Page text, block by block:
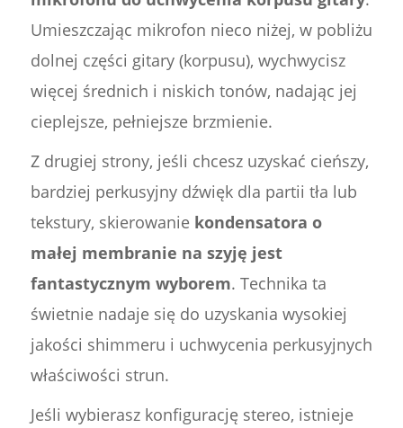
Umieszczając mikrofon nieco niżej, w pobliżu
dolnej części gitary (korpusu), wychwycisz
więcej średnich i niskich tonów, nadając jej
cieplejsze, pełniejsze brzmienie.
Z drugiej strony, jeśli chcesz uzyskać cieńszy,
bardziej perkusyjny dźwięk dla partii tła lub
tekstury, skierowanie kondensatora o
małej membranie na szyję jest
fantastycznym wyborem. Technika ta
świetnie nadaje się do uzyskania wysokiej
jakości shimmeru i uchwycenia perkusyjnych
właściwości strun.
Jeśli wybierasz konfigurację stereo, istnieje